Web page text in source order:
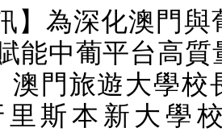
】為深化澳門
能中葡平台高質
澳門旅遊大學校
里斯本新大學